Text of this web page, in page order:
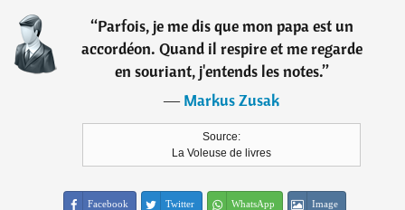
“Parfois, je me dis que mon papa est un
accordéon. Quand il respire et me regarde
en souriant, j'entends les notes.”
―Markus Zusak
Source:
La Voleuse de livres
Facebook Twitter WhatsApp Image